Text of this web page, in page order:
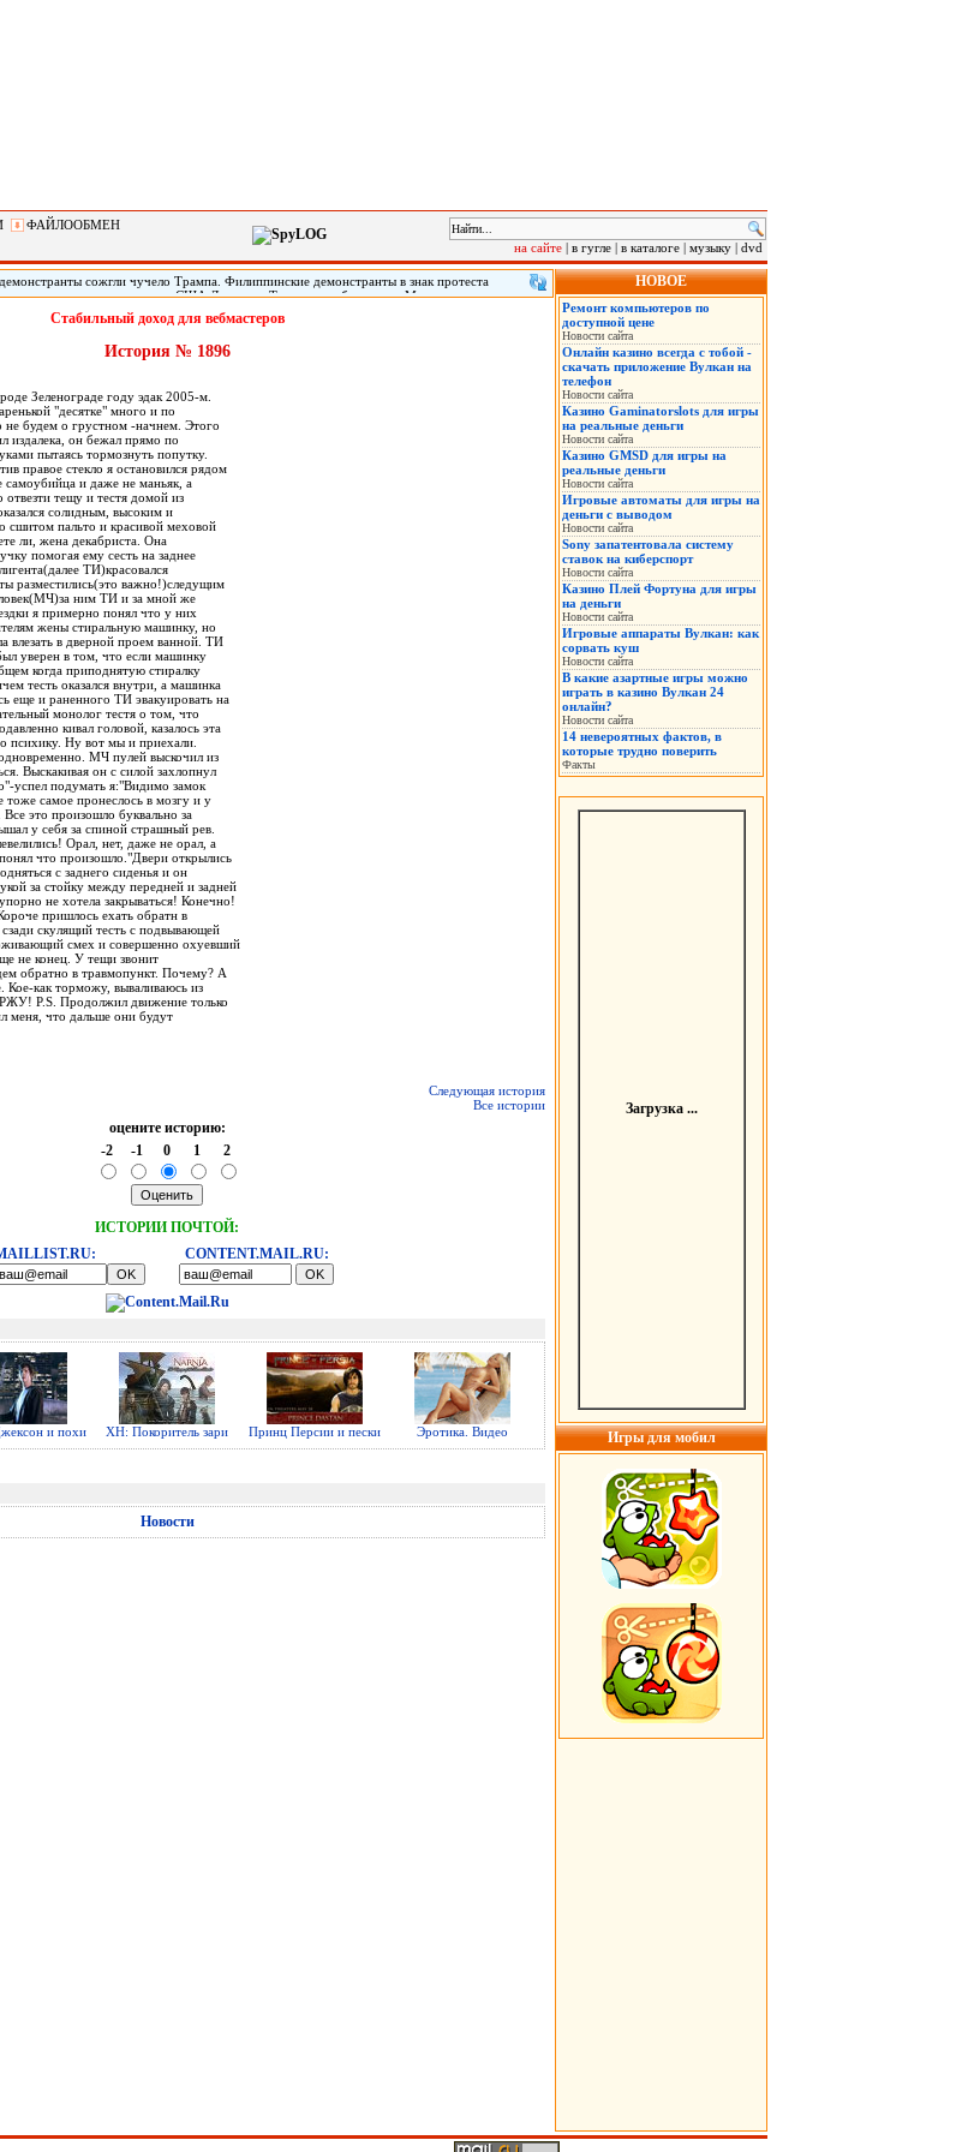
ФАЙЛООБМЕН
на сайте | в гугле | в каталоге | музыку | dvd
сожгли чучело Трампа. Филиппинские демонстранты в знак протеста
сожгли чучело президента США Дональда Трампа, прибывшего в Манилу на саммит
Азии (АСЕАН). По сообщению местных СМИ, демонстрация началась в понедельник
Демонстранты, скандируя «США - империалисты!» и «Стоп, американская военная
Стабильный доход для вебмастеров
История № 1896
Зеленограде году эдак 2005-м.
"десятке" много и по
будем о грустном -начнем. Этого
издалека, он бежал прямо по
пытаясь тормознуть попутку.
правое стекло я остановился рядом
самоубийца и даже не маньяк, а
тещу и тестя домой из
солидным, высоким и
сшитом пальто и красивой меховой
ли, жена декабриста. Она
помогая ему сесть на заднее
ТИ)красовался
разместились(это важно!)следущим
ним ТИ и за мной же
я примерно понял что у них
жены стиральную машинку, но
влезать в дверной проем ванной. ТИ
уверен в том, что если машинку
когда приподнятую стиралку
тесть оказался внутри, а машинка
еще и раненного ТИ эвакуировать на
монолог тестя о том, что
кивал головой, казалось эта
психику. Ну вот мы и приехали.
МЧ пулей выскочил из
Выскакивая он с силой захлопнул
успел подумать я:"Видимо замок
тоже самое пронеслось в мозгу и у
это произошло буквально за
у себя за спиной страшный рев.
Орал, нет, даже не орал, а
что произошло."Двери открылись
с заднего сиденья и он
за стойку между передней и задней
не хотела закрываться! Конечно!
пришлось ехать обратн в
скулящий тесть с подвывающей
смех и совершенно охуевший
не конец. У тещи звонит
обратно в травмопункт. Почему? А
Кое-как торможу, вываливаюсь из
P.S. Продолжил движение только
меня, что дальше они будут
Следующая история
Все истории
оцените историю:
-2
-1 0 1 2
ИСТОРИИ ПОЧТОЙ:
CONTENT.MAIL.RU:
и похи ХН: Покоритель зари Принц Персии и пески Эротика. Видео
Новости
НОВОЕ
Ремонт компьютеров по
доступной цене
Новости сайта
Онлайн казино всегда с тобой -
скачать приложение Вулкан на
телефон
Новости сайта
Казино Gaminatorslots для игры
на реальные деньги
Новости сайта
Казино GMSD для игры на
реальные деньги
Новости сайта
Игровые автоматы для игры на
деньги с выводом
Новости сайта
Sony запатентовала систему
ставок на киберспорт
Новости сайта
Казино Плей Фортуна для игры
на деньги
Новости сайта
Игровые аппараты Вулкан: как
сорвать куш
Новости сайта
В какие азартные игры можно
играть в казино Вулкан 24
онлайн?
Новости сайта
14 невероятных фактов, в
которые трудно поверить
Факты
Загрузка ...
Игры для мобил